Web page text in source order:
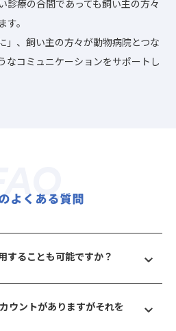
診療の合間であっても飼い主の方々
す。
」、飼い主の方々が動物病院とつな
なコミュニケーションをサポートし
よくある質問
することも可能ですか？
記事などを執筆することも可能で
ウントがありますがそれを